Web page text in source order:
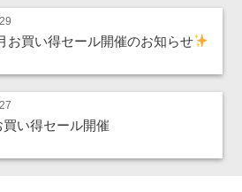
お買い得セール開催のお知らせ
買い得セール開催